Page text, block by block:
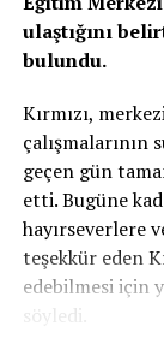
tedbirleri almak
Tedarik zinciri
arasında
Covid-19
kararlarda
kurum/kuruluş
testlerini
Açık olan
Kurulları,
tarafından
ulaştığını
bulundu.
Kırmızı,
geçen gün
etti. Bugüne
hayırseverlere
teşekkür eden
edebilmesi için
söyledi.